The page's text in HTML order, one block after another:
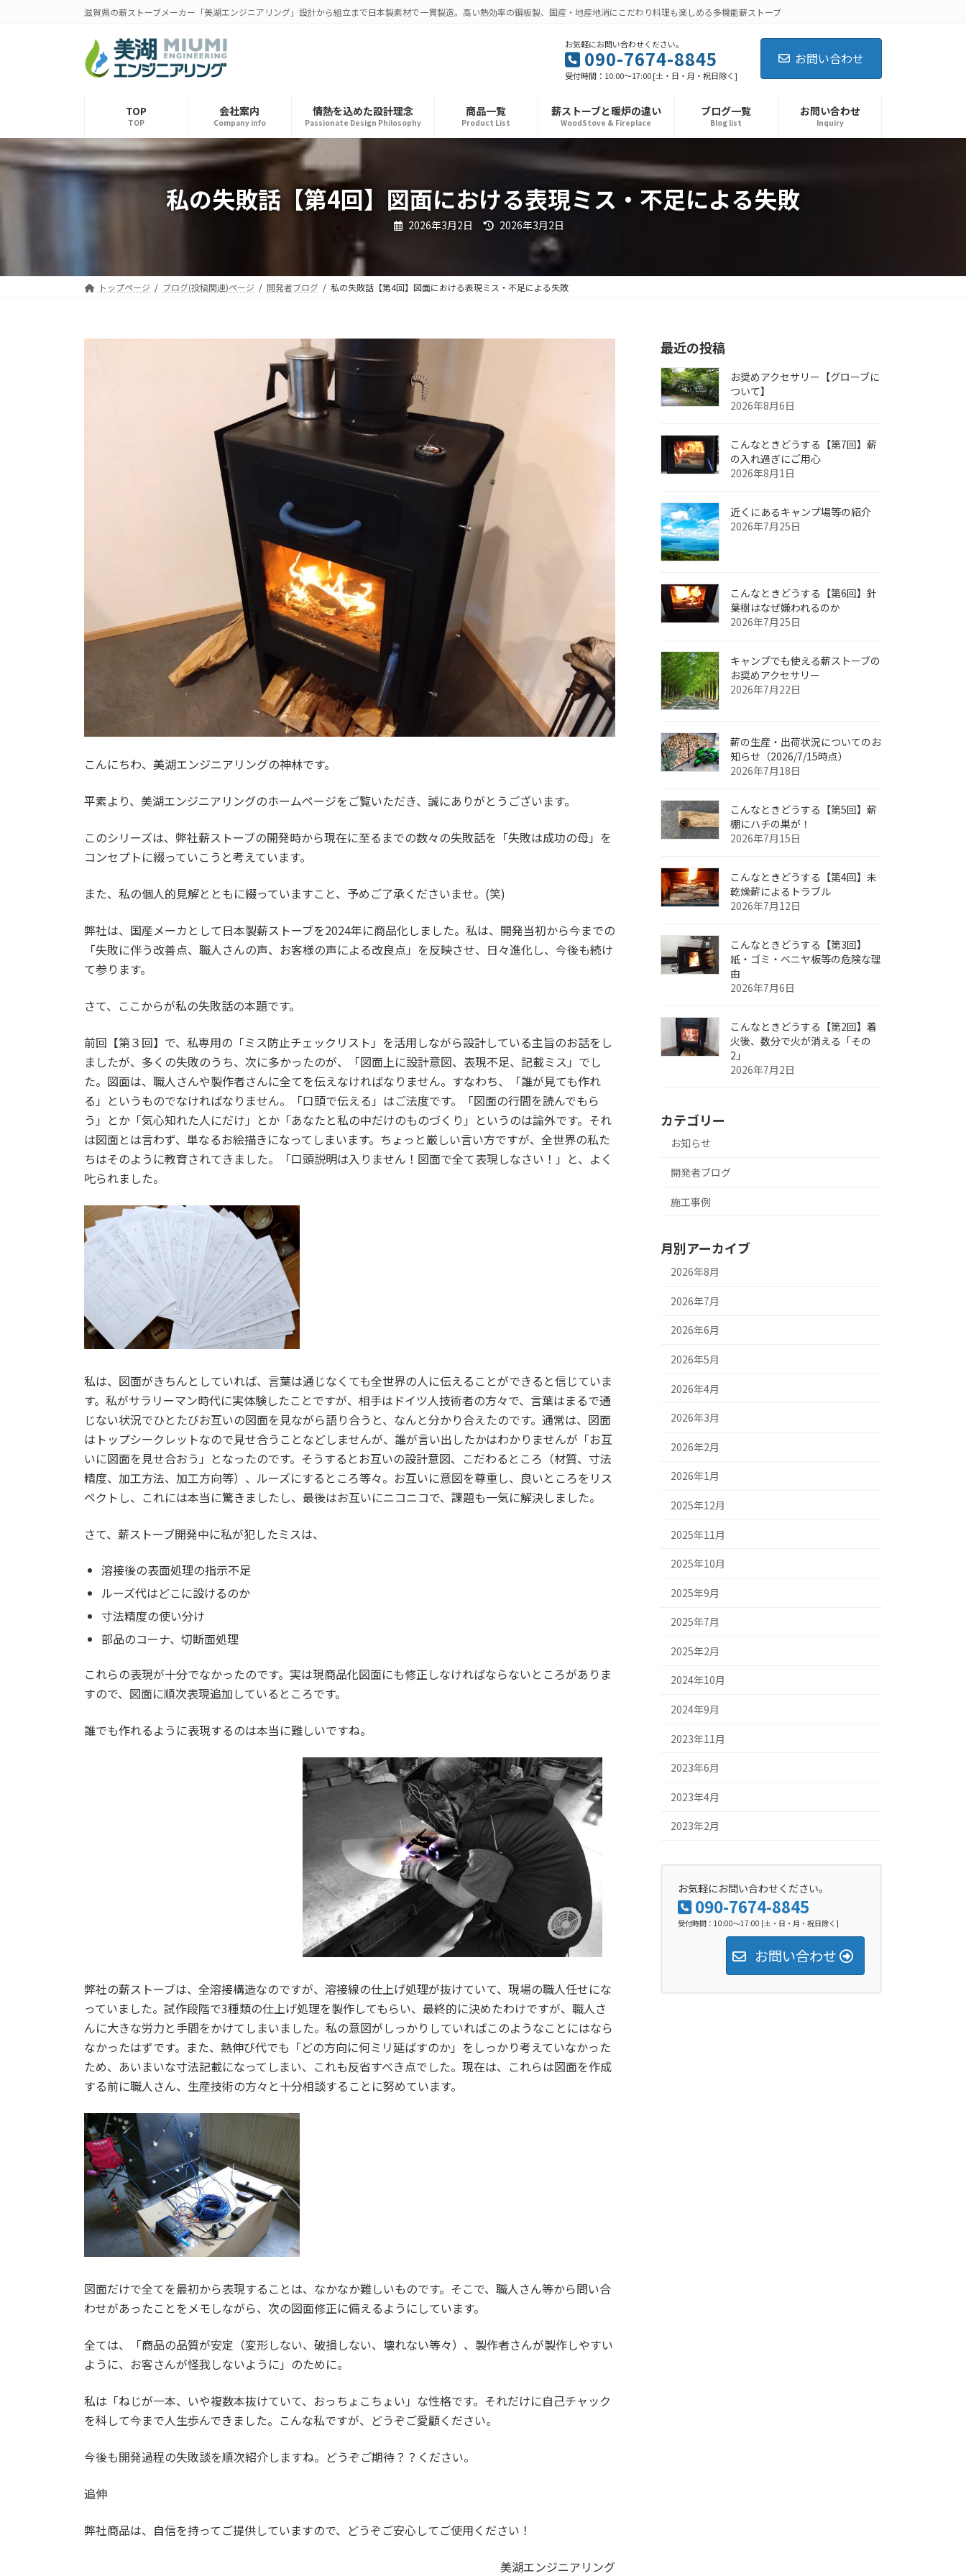
ッ
プ
移
動
滋賀県の薪ストーブメーカー「美湖エンジニアリング」設計から組立まで日本製素材で一貫製造。高い熱効率の鋼板製、国産・地産地消にこだわり料理も楽しめる多機能薪ストーブ
お気軽にお問い合わせください。
090-7674-8845
受付時間：10:00～17:00 [土・日・月・祝日除く]
お問い合わせ
TOP
TOP
会社案内
Company info
情熱を込めた設計理念
Passionate Design Philosophy
商品一覧
Product List
薪ストーブと暖炉の違い
WoodStove & Fireplace
ブログ一覧
Blog list
お問い合わせ
Inquiry
私の失敗話【第4回】図面における表現ミス・不足による失敗
2026年3月2日 最
時
2026年3月2日
トップページ ブログ(投稿関連)ページ 開発者ブログ 私の失敗話【第4回】図面における表現ミス・不足による失敗
こんにちわ、美湖エンジニアリングの神林です。
平素より、美湖エンジニアリングのホームページをご覧いただき、誠にありがとうございます。
このシリーズは、弊社薪ストーブの開発時から現在に至るまでの数々の失敗話を「失敗は成功の母」を
コンセプトに綴っていこうと考えています。
また、私の個人的見解とともに綴っていますこと、予めご了承くださいませ。(笑)
弊社は、国産メーカとして日本製薪ストーブを2024年に商品化しました。私は、開発当初から今までの
「失敗に伴う改善点、職人さんの声、お客様の声による改良点」を反映させ、日々進化し、今後も続け
て参ります。
さて、ここからが私の失敗話の本題です。
前回【第３回】で、私専用の「ミス防止チェックリスト」を活用しながら設計している主旨のお話をし
ましたが、多くの失敗のうち、次に多かったのが、「図面上に設計意図、表現不足、記載ミス」でし
た。図面は、職人さんや製作者さんに全てを伝えなければなりません。すなわち、「誰が見ても作れ
る」というものでなければなりません。「口頭で伝える」はご法度です。「図面の行間を読んでもら
う」とか「気心知れた人にだけ」とか「あなたと私の中だけのものづくり」というのは論外です。それ
は図面とは言わず、単なるお絵描きになってしまいます。ちょっと厳しい言い方ですが、全世界の私た
ちはそのように教育されてきました。「口頭説明は入りません！図面で全て表現しなさい！」と、よく
𠮟られました。
私は、図面がきちんとしていれば、言葉は通じなくても全世界の人に伝えることができると信じていま
す。私がサラリーマン時代に実体験したことですが、相手はドイツ人技術者の方々で、言葉はまるで通
じない状況でひとたびお互いの図面を見ながら語り合うと、なんと分かり合えたのです。通常は、図面
はトップシークレットなので見せ合うことなどしませんが、誰が言い出したかはわかりませんが「お互
いに図面を見せ合おう」となったのです。そうするとお互いの設計意図、こだわるところ（材質、寸法
精度、加工方法、加工方向等）、ルーズにするところ等々。お互いに意図を尊重し、良いところをリス
ペクトし、これには本当に驚きましたし、最後はお互いにニコニコで、課題も一気に解決しました。
さて、薪ストーブ開発中に私が犯したミスは、
溶接後の表面処理の指示不足
ルーズ代はどこに設けるのか
寸法精度の使い分け
部品のコーナ、切断面処理
これらの表現が十分でなかったのです。実は現商品化図面にも修正しなければならないところがありま
すので、図面に順次表現追加しているところです。
誰でも作れるように表現するのは本当に難しいですね。
弊社の薪ストーブは、全溶接構造なのですが、溶接線の仕上げ処理が抜けていて、現場の職人任せにな
っていました。試作段階で3種類の仕上げ処理を製作してもらい、最終的に決めたわけですが、職人さ
んに大きな労力と手間をかけてしまいました。私の意図がしっかりしていればこのようなことにはなら
なかったはずです。また、熱伸び代でも「どの方向に何ミリ延ばすのか」をしっかり考えていなかった
ため、あいまいな寸法記載になってしまい、これも反省すべき点でした。現在は、これらは図面を作成
する前に職人さん、生産技術の方々と十分相談することに努めています。
図面だけで全てを最初から表現することは、なかなか難しいものです。そこで、職人さん等から問い合
わせがあったことをメモしながら、次の図面修正に備えるようにしています。
全ては、「商品の品質が安定（変形しない、破損しない、壊れない等々）、製作者さんが製作しやすい
ように、お客さんが怪我しないように」のために。
私は「ねじが一本、いや複数本抜けていて、おっちょこちょい」な性格です。それだけに自己チャック
を科して今まで人生歩んできました。こんな私ですが、どうぞご愛顧ください。
今後も開発過程の失敗談を順次紹介しますね。どうぞご期待？？ください。
追伸
弊社商品は、自信を持ってご提供していますので、どうぞご安心してご使用ください！
美湖エンジニアリング
最近の投稿
お奨めアクセサリー【グローブに
ついて】
2026年8月6日
こんなときどうする【第7回】薪
の入れ過ぎにご用心
2026年8月1日
近くにあるキャンプ場等の紹介
2026年7月25日
こんなときどうする【第6回】針
葉樹はなぜ嫌われるのか
2026年7月25日
キャンプでも使える薪ストーブの
お奨めアクセサリー
2026年7月22日
薪の生産・出荷状況についてのお
知らせ（2026/7/15時点）
2026年7月18日
こんなときどうする【第5回】薪
棚にハチの巣が！
2026年7月15日
こんなときどうする【第4回】未
乾燥薪によるトラブル
2026年7月12日
こんなときどうする【第3回】
紙・ゴミ・ベニヤ板等の危険な理
由
2026年7月6日
こんなときどうする【第2回】着
火後、数分で火が消える「その
2」
2026年7月2日
カテゴリー
お知らせ
開発者ブログ
施工事例
月別アーカイブ
2026年8月
2026年7月
2026年6月
2026年5月
2026年4月
2026年3月
2026年2月
2026年1月
2025年12月
2025年11月
2025年10月
2025年9月
2025年7月
2025年2月
2024年10月
2024年9月
2023年11月
2023年6月
2023年4月
2023年2月
お気軽にお問い合わせください。
090-7674-8845
受付時間：10:00～17:00 [土・日・月・祝日除く]
お問い合わせ